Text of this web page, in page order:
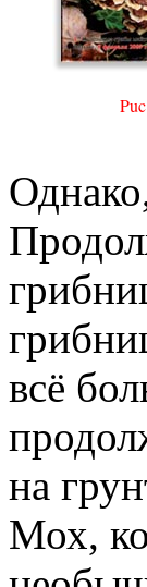
всё
на
Мох,